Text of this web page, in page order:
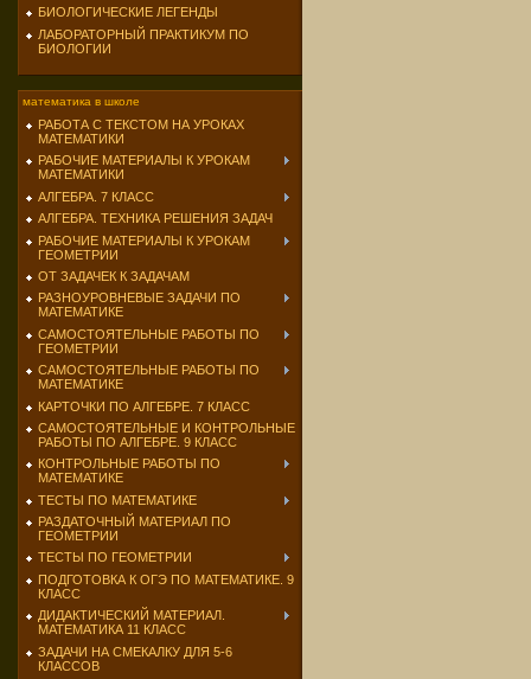
БИОЛОГИЧЕСКИЕ ЛЕГЕНДЫ
ЛАБОРАТОРНЫЙ ПРАКТИКУМ ПО
БИОЛОГИИ
математика в школе
РАБОТА С ТЕКСТОМ НА УРОКАХ
МАТЕМАТИКИ
РАБОЧИЕ МАТЕРИАЛЫ К УРОКАМ
МАТЕМАТИКИ
АЛГЕБРА. 7 КЛАСС
АЛГЕБРА. ТЕХНИКА РЕШЕНИЯ ЗАДАЧ
РАБОЧИЕ МАТЕРИАЛЫ К УРОКАМ
ГЕОМЕТРИИ
ОТ ЗАДАЧЕК К ЗАДАЧАМ
РАЗНОУРОВНЕВЫЕ ЗАДАЧИ ПО
МАТЕМАТИКЕ
САМОСТОЯТЕЛЬНЫЕ РАБОТЫ ПО
ГЕОМЕТРИИ
САМОСТОЯТЕЛЬНЫЕ РАБОТЫ ПО
МАТЕМАТИКЕ
КАРТОЧКИ ПО АЛГЕБРЕ. 7 КЛАСС
САМОСТОЯТЕЛЬНЫЕ И КОНТРОЛЬНЫЕ
РАБОТЫ ПО АЛГЕБРЕ. 9 КЛАСС
КОНТРОЛЬНЫЕ РАБОТЫ ПО
МАТЕМАТИКЕ
ТЕСТЫ ПО МАТЕМАТИКЕ
РАЗДАТОЧНЫЙ МАТЕРИАЛ ПО
ГЕОМЕТРИИ
ТЕСТЫ ПО ГЕОМЕТРИИ
ПОДГОТОВКА К ОГЭ ПО МАТЕМАТИКЕ. 9
КЛАСС
ДИДАКТИЧЕСКИЙ МАТЕРИАЛ.
МАТЕМАТИКА 11 КЛАСС
ЗАДАЧИ НА СМЕКАЛКУ ДЛЯ 5-6
КЛАССОВ